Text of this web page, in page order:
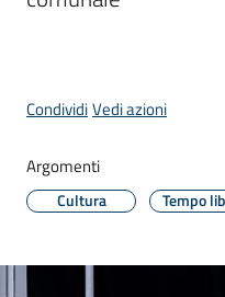
Vivere
Menu selezionato
argomenti
CondividiVedi azioni
Argomenti
Cultura Tempo